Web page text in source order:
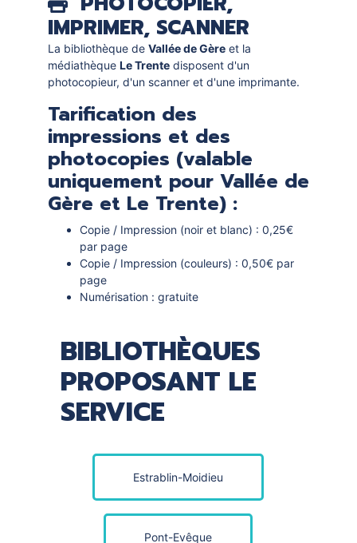
IMPRIMER, SCANNER
La bibliothèque de Vallée de Gèreet la
médiathèque Le Trentedisposent d'un
photocopieur, d'un scanner et d'une imprimante.
Tarification des
impressions et des
photocopies (valable
uniquement pour Vallée de
Gère et Le Trente) :
Copie / Impression (noir et blanc) : 0,25€
par page
Copie / Impression (couleurs) : 0,50€ par
page
Numérisation : gratuite
BIBLIOTHÈQUES
PROPOSANT LE
SERVICE
Estrablin-Moidieu
Pont-Evêque